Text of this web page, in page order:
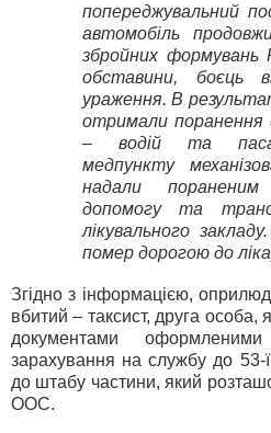
попереджувальний
автомобіль
збройних формувань
обставини, боєць
ураження. В
отримали поранення
– водій та
медпункту
надали
допомогу та
лікувального
помер дорогою до
Згідно з інформацією,
вбитий – таксист, друга особа,
документами
зарахування на службу до 53-
до штабу частини, який
ООС.